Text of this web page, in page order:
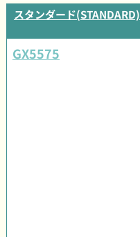
スタンダード(STANDARD)
GX5575